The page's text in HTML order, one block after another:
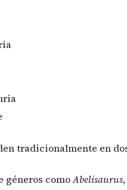
tradicionalmente en
géneros comoAbelisaurus,